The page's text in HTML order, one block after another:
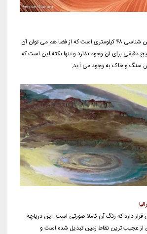
چشم صحرا یک گنبد زمین شناسی ۴۸ کیلومتری است که از فضا هم می توان آن
دقیقی برای آن وجود ندارد و تنها نکته این است که
سنگ و خاک به وجود می آید.
قرار دارد که رنگ آن کاملا صورتی است. این دریاچه
از عجیب ترین نقاط زمین تبدیل شده است و